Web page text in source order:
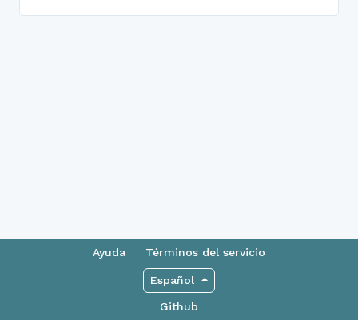
Ayuda Términos del servicio
Español
Github